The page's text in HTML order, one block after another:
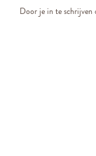
Door je in te schrijven